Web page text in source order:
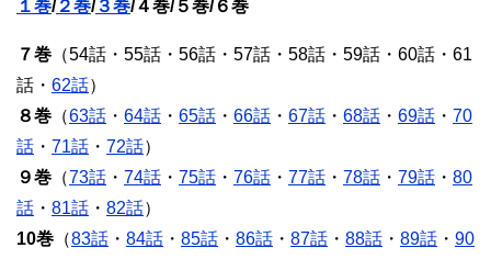
１巻/２巻/３巻/４巻/５巻/６巻
７巻 （54話・55話・56話・57話・58話・59話・60話・61
話・ 62話）
８巻 （63話 ・ 64話 ・ 65話 ・ 66話 ・ 67話 ・ 68話 ・ 69話 ・ 70
話 ・ 71話 ・ 72話）
９巻 （73話 ・ 74話 ・ 75話 ・ 76話 ・ 77話 ・ 78話 ・ 79話 ・ 80
話 ・ 81話 ・ 82話）
10巻 （83話 ・ 84話 ・ 85話 ・ 86話 ・ 87話 ・ 88話 ・ 89話 ・ 90